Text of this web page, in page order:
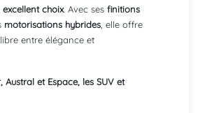
excellent choix. Avec ses finitions
motorisations hybrides, elle offre
entre élégance et
Austral et Espace, les SUV et